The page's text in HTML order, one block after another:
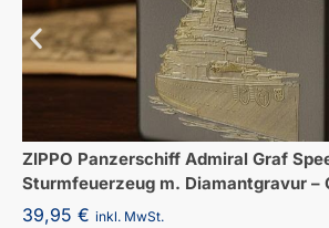
ZIPPO Panzerschiff Admiral Graf
Sturmfeuerzeug m. Diamantgravur –
WKII
39,95 € inkl. MwSt.